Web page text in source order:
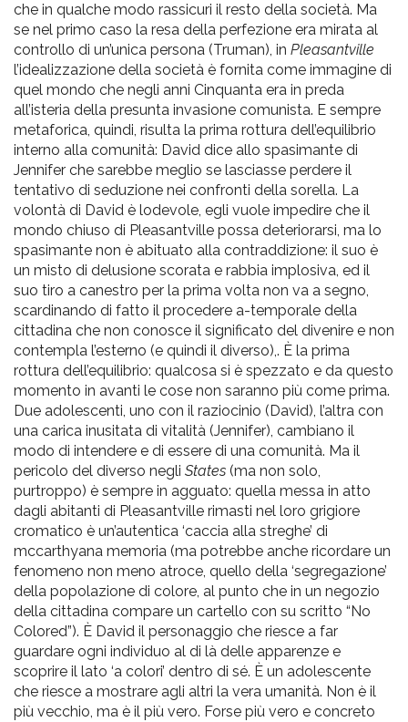
che in qualche modo rassicuri il resto della società. Ma
se nel primo caso la resa della perfezione era mirata al
controllo di un’unica persona (Truman), in Pleasantville
l’idealizzazione della società è fornita come immagine di
quel mondo che negli anni Cinquanta era in preda
all’isteria della presunta invasione comunista. E sempre
metaforica, quindi, risulta la prima rottura dell’equilibrio
interno alla comunità: David dice allo spasimante di
Jennifer che sarebbe meglio se lasciasse perdere il
tentativo di seduzione nei confronti della sorella. La
volontà di David è lodevole, egli vuole impedire che il
mondo chiuso di Pleasantville possa deteriorarsi, ma lo
spasimante non è abituato alla contraddizione: il suo è
un misto di delusione scorata e rabbia implosiva, ed il
suo tiro a canestro per la prima volta non va a segno,
scardinando di fatto il procedere a-temporale della
cittadina che non conosce il significato del divenire e non
contempla l’esterno (e quindi il diverso),. È la prima
rottura dell’equilibrio: qualcosa si è spezzato e da questo
momento in avanti le cose non saranno più come prima.
Due adolescenti, uno con il raziocinio (David), l’altra con
una carica inusitata di vitalità (Jennifer), cambiano il
modo di intendere e di essere di una comunità. Ma il
pericolo del diverso negli States (ma non solo,
purtroppo) è sempre in agguato: quella messa in atto
dagli abitanti di Pleasantville rimasti nel loro grigiore
cromatico è un’autentica ‘caccia alla streghe’ di
mccarthyana memoria (ma potrebbe anche ricordare un
fenomeno non meno atroce, quello della ‘segregazione’
della popolazione di colore, al punto che in un negozio
della cittadina compare un cartello con su scritto “No
Colored”). È David il personaggio che riesce a far
guardare ogni individuo al di là delle apparenze e
scoprire il lato ‘a colori’ dentro di sé. È un adolescente
che riesce a mostrare agli altri la vera umanità. Non è il
più vecchio, ma è il più vero. Forse più vero e concreto